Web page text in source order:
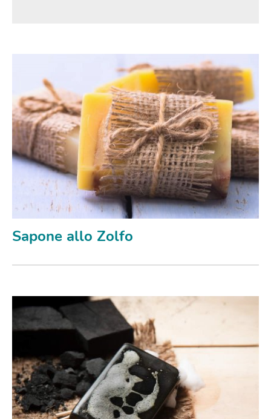
Sapone allo Zolfo